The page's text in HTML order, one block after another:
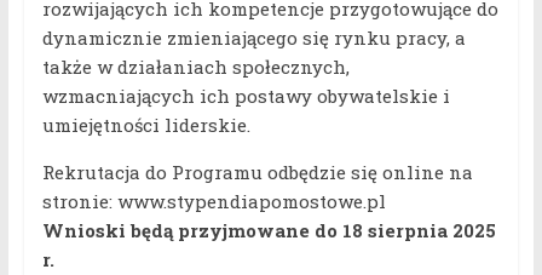
rozwijających ich kompetencje przygotowujące do
dynamicznie zmieniającego się rynku pracy, a
także w działaniach społecznych,
wzmacniających ich postawy obywatelskie i
umiejętności liderskie.
Rekrutacja do Programu odbędzie się online na
stronie: www.stypendiapomostowe.pl
Wnioski będą przyjmowane do 18 sierpnia 2025
r.